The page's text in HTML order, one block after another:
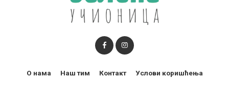
О нама Наш тим Контакт Услови коришћења